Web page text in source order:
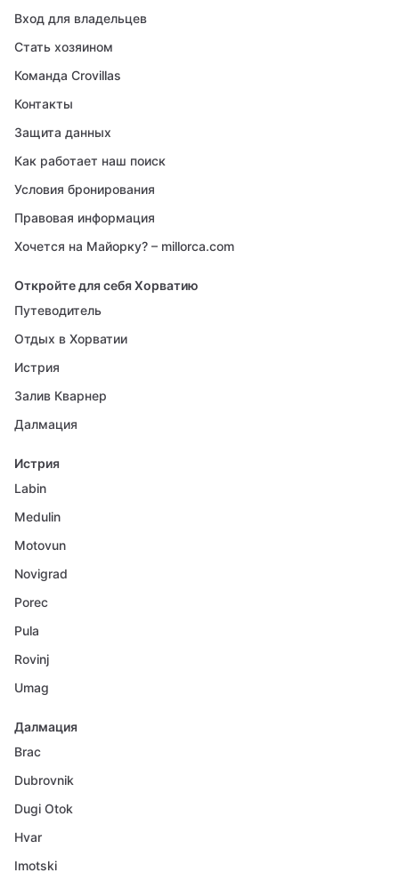
Вход для владельцев
Стать хозяином
Команда Crovillas
Контакты
Защита данных
Как работает наш поиск
Условия бронирования
Правовая информация
Хочется на Майорку? – millorca.com
Откройте для себя Хорватию
Путеводитель
Отдых в Хорватии
Истрия
Залив Кварнер
Далмация
Истрия
Labin
Medulin
Motovun
Novigrad
Porec
Pula
Rovinj
Umag
Далмация
Brac
Dubrovnik
Dugi Otok
Hvar
Imotski